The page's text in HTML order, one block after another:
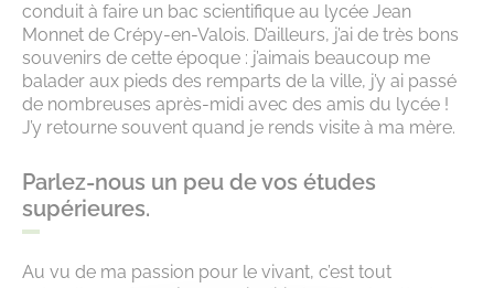
conduit à faire un bac scientifique au lycée Jean
Monnet de Crépy-en-Valois. D’ailleurs, j’ai de très bons
souvenirs de cette époque : j’aimais beaucoup me
balader aux pieds des remparts de la ville, j’y ai passé
de nombreuses après-midi avec des amis du lycée !
J’y retourne souvent quand je rends visite à ma mère.
Parlez-nous un peu de vos études
supérieures.
Au vu de ma passion pour le vivant, c’est tout